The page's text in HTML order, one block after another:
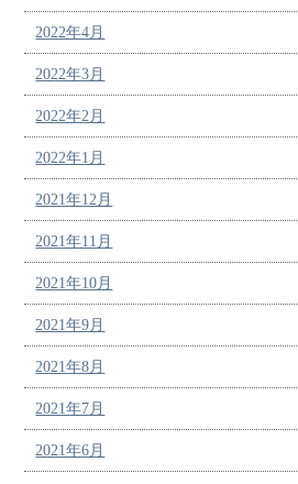
2022年4月
2022年3月
2022年2月
2022年1月
2021年12月
2021年11月
2021年10月
2021年9月
2021年8月
2021年7月
2021年6月